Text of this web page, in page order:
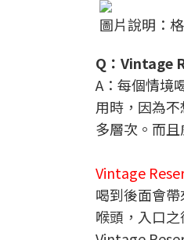
圖片說明：
Q：Vintage
A：每個情境
用時，因為
多層次。而
Vintage
喝到後面會
喉頭，入口